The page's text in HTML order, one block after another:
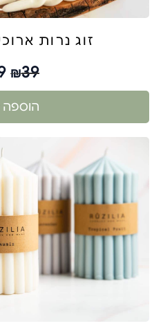
זוג נרות
₪39
הוספה